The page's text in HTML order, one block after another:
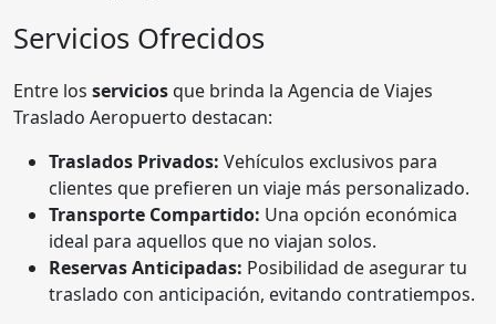
Servicios Ofrecidos
Entre los serviciosque brinda la Agencia de Viajes
Traslado Aeropuerto destacan:
Traslados Privados: Vehículos exclusivos para
clientes que prefieren un viaje más personalizado.
Transporte Compartido: Una opción económica
ideal para aquellos que no viajan solos.
Reservas Anticipadas: Posibilidad de asegurar tu
traslado con anticipación, evitando contratiempos.